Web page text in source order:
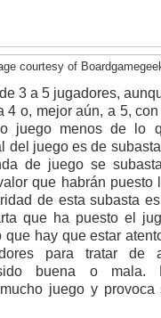
courtesy of
3 a 5 jugadores,
4 o, mejor aún, a 5,
juego menos de lo
del juego es de
de juego se
que habrán puesto
de esta subasta
que ha puesto el
que hay que estar
para tratar de
buena o mala.
juego y provoca